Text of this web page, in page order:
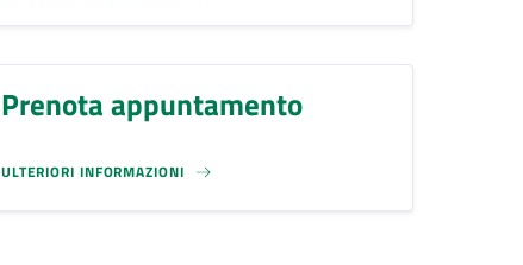
Prenota appuntamento
ULTERIORI INFORMAZIONI